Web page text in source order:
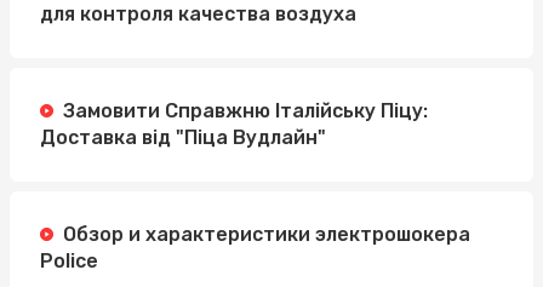
для контроля качества воздуха
Замовити Справжню Італійську Піцу:
Доставка від "Піца Вудлайн"
Обзор и характеристики электрошокера
Police